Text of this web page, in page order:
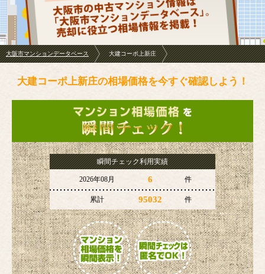
大阪市マンションデータベース 大建コーポ上新庄
大建コーポ上新庄の相場価格を今すぐ確認しよう！
瞬間チェック利用実績
2026年08月 6 件
累計 95032 件